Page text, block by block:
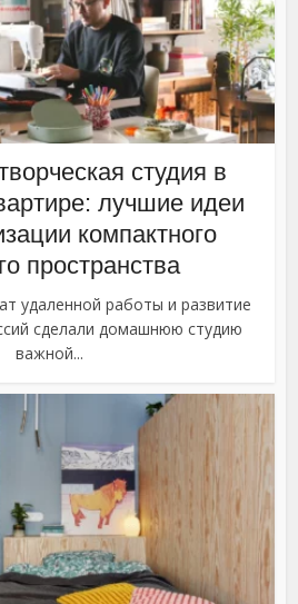
студия в
лучшие идеи
компактного
пространства
удаленной работы и развитие
сделали домашнюю студию
важной...